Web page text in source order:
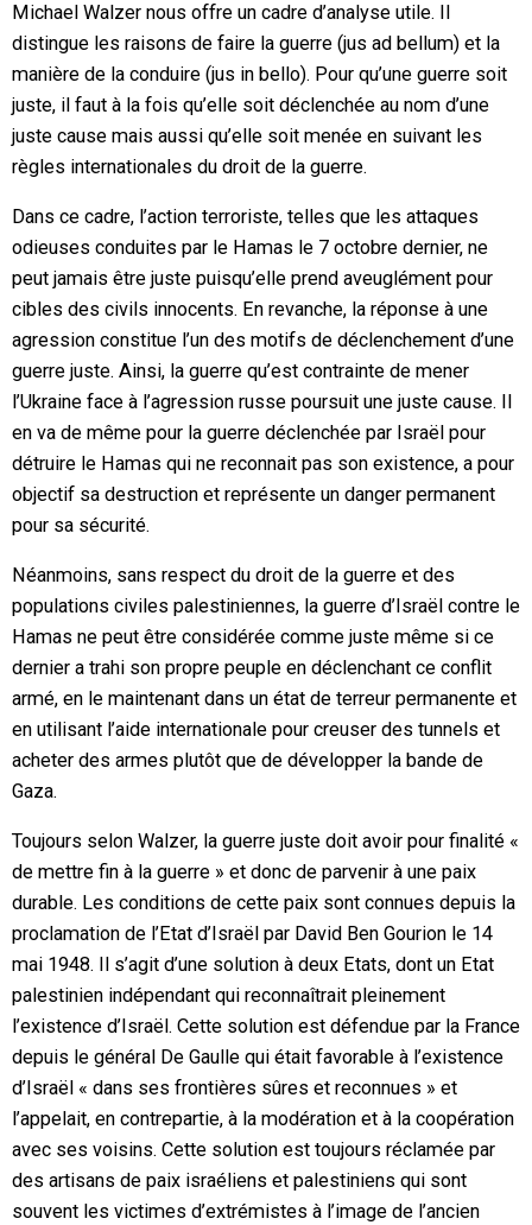
Michael Walzer nous offre un cadre d’analyse utile. Il
distingue les raisons de faire la guerre (jus ad bellum) et la
manière de la conduire (jus in bello). Pour qu’une guerre soit
juste, il faut à la fois qu’elle soit déclenchée au nom d’une
juste cause mais aussi qu’elle soit menée en suivant les
règles internationales du droit de la guerre.
Dans ce cadre, l’action terroriste, telles que les attaques
odieuses conduites par le Hamas le 7 octobre dernier, ne
peut jamais être juste puisqu’elle prend aveuglément pour
cibles des civils innocents. En revanche, la réponse à une
agression constitue l’un des motifs de déclenchement d’une
guerre juste. Ainsi, la guerre qu’est contrainte de mener
l’Ukraine face à l’agression russe poursuit une juste cause. Il
en va de même pour la guerre déclenchée par Israël pour
détruire le Hamas qui ne reconnait pas son existence, a pour
objectif sa destruction et représente un danger permanent
pour sa sécurité.
Néanmoins, sans respect du droit de la guerre et des
populations civiles palestiniennes, la guerre d’Israël contre le
Hamas ne peut être considérée comme juste même si ce
dernier a trahi son propre peuple en déclenchant ce conflit
armé, en le maintenant dans un état de terreur permanente et
en utilisant l’aide internationale pour creuser des tunnels et
acheter des armes plutôt que de développer la bande de
Gaza.
Toujours selon Walzer, la guerre juste doit avoir pour finalité «
de mettre fin à la guerre » et donc de parvenir à une paix
durable. Les conditions de cette paix sont connues depuis la
proclamation de l’Etat d’Israël par David Ben Gourion le 14
mai 1948. Il s’agit d’une solution à deux Etats, dont un Etat
palestinien indépendant qui reconnaîtrait pleinement
l’existence d’Israël. Cette solution est défendue par la France
depuis le général De Gaulle qui était favorable à l’existence
d’Israël « dans ses frontières sûres et reconnues » et
l’appelait, en contrepartie, à la modération et à la coopération
avec ses voisins. Cette solution est toujours réclamée par
des artisans de paix israéliens et palestiniens qui sont
souvent les victimes d’extrémistes à l’image de l’ancien